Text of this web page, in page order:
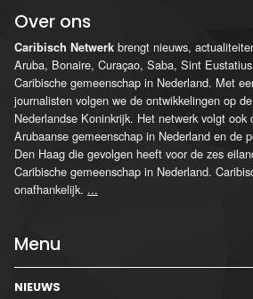
Over ons
Caribisch Netwerk brengt nieuws,
Aruba, Bonaire, Curaçao, Saba, Sint
Caribische gemeenschap in Nederland. Met
journalisten volgen we de ontwikkelingen op
Nederlandse Koninkrijk. Het netwerk volgt ook
Arubaanse gemeenschap in Nederland en de
Den Haag die gevolgen heeft voor de zes
Caribische gemeenschap in Nederland.
onafhankelijk. ...
Menu
NIEUWS